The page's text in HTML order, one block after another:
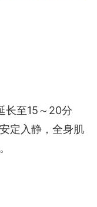
长至15～20分
定入静，全身肌